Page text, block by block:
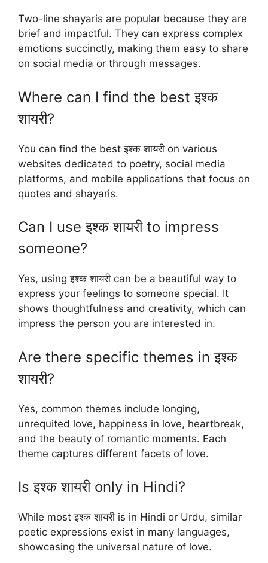
Two-line shayaris are popular because they are
brief and impactful. They can express complex
emotions succinctly, making them easy to share
on social media or through messages.
Where can I find the best इश्क
शायरी?
You can find the best इश्क शायरी on various
websites dedicated to poetry, social media
platforms, and mobile applications that focus on
quotes and shayaris.
Can I use इश्क शायरी to impress
someone?
Yes, using इश्क शायरी can be a beautiful way to
express your feelings to someone special. It
shows thoughtfulness and creativity, which can
impress the person you are interested in.
Are there specific themes in इश्क
शायरी?
Yes, common themes include longing,
unrequited love, happiness in love, heartbreak,
and the beauty of romantic moments. Each
theme captures different facets of love.
Is इश्क शायरी only in Hindi?
While most इश्क शायरी is in Hindi or Urdu, similar
poetic expressions exist in many languages,
showcasing the universal nature of love.